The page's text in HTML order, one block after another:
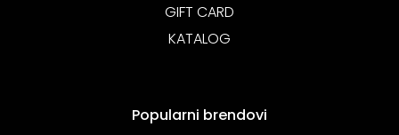
GIFT CARD
KATALOG
Popularni brendovi